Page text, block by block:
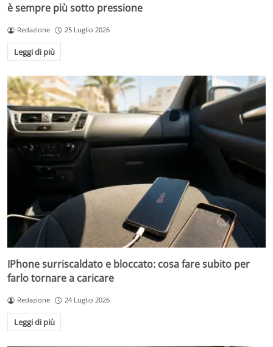
è sempre più sotto pressione
Redazione 25 Luglio 2026
Leggi di più
IPhone surriscaldato e bloccato: cosa fare subito per
farlo tornare a caricare
Redazione 24 Luglio 2026
Leggi di più